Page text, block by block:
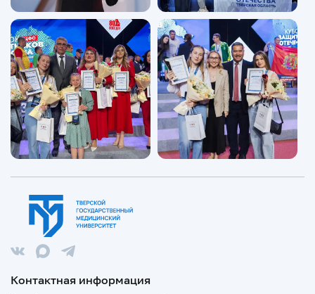
Контактная информация